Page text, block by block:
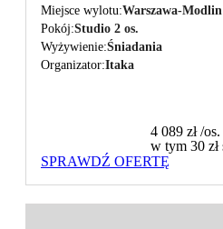
Miejsce wylotu Warszawa-Modlin
Pokój Studio 2 os.
Wyżywienie Śniadania
Organizator Itaka
4 089 zł/os.
w tym 30 zł
SPRAWDŹ OFERTĘ